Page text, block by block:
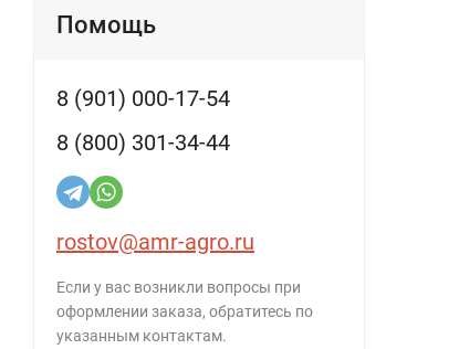
Помощь
8 (901) 000-17-54
8 (800) 301-34-44
rostov@amr-agro.ru
Если у вас возникли вопросы при
оформлении заказа, обратитесь по
указанным контактам.